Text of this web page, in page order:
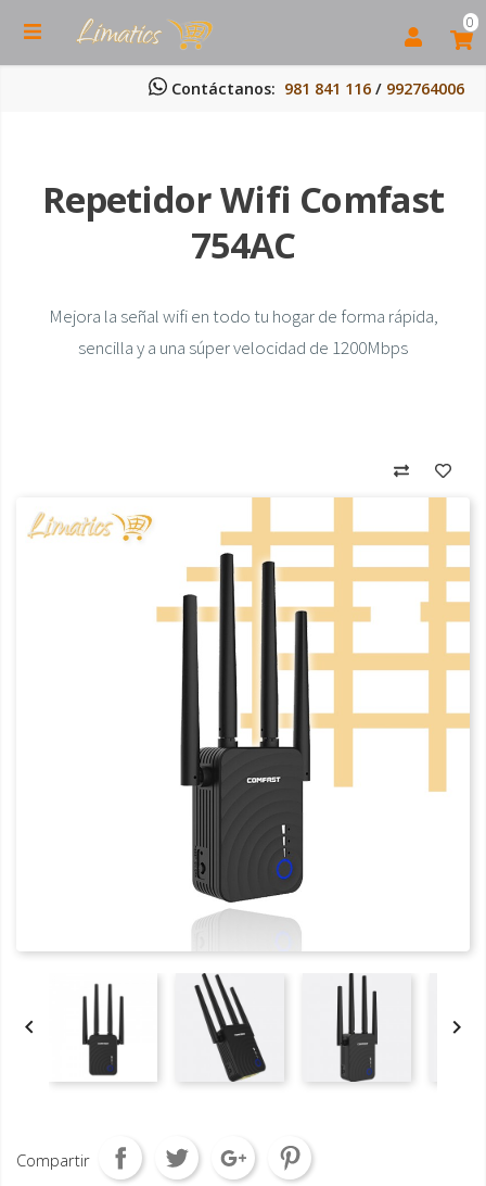
0
Contáctanos: 981 841 116 / 992764006
 
Compartir
Repetidor Wifi Comfast
754AC
Mejora la señal wifi en todo tu hogar de forma rápida,
sencilla y a una súper velocidad de 1200Mbps